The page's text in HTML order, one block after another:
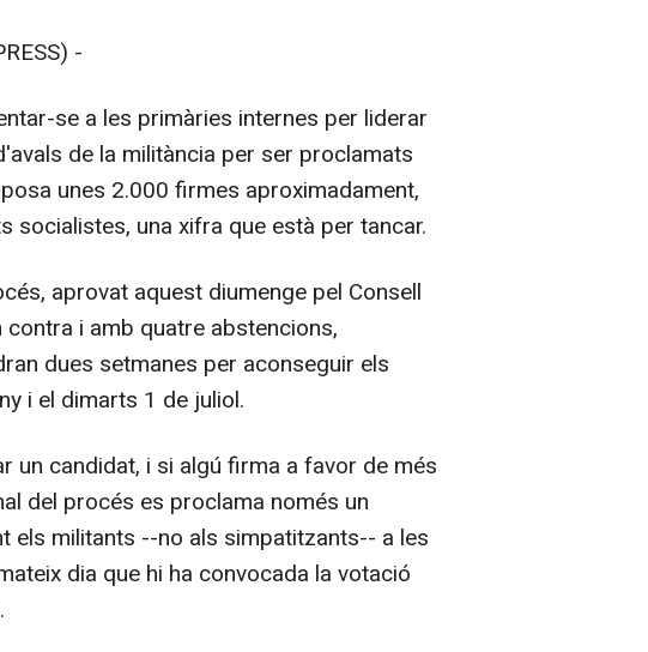
-
se a les primàries internes per liderar
de la militància per ser proclamats
unes 2.000 firmes aproximadament,
socialistes, una xifra que està per tancar.
aprovat aquest diumenge pel Consell
i amb quatre abstencions,
dues setmanes per aconseguir els
i el dimarts 1 de juliol.
un candidat, i si algú firma a favor de més
del procés es proclama només un
els militants --no als simpatitzants-- a les
dia que hi ha convocada la votació